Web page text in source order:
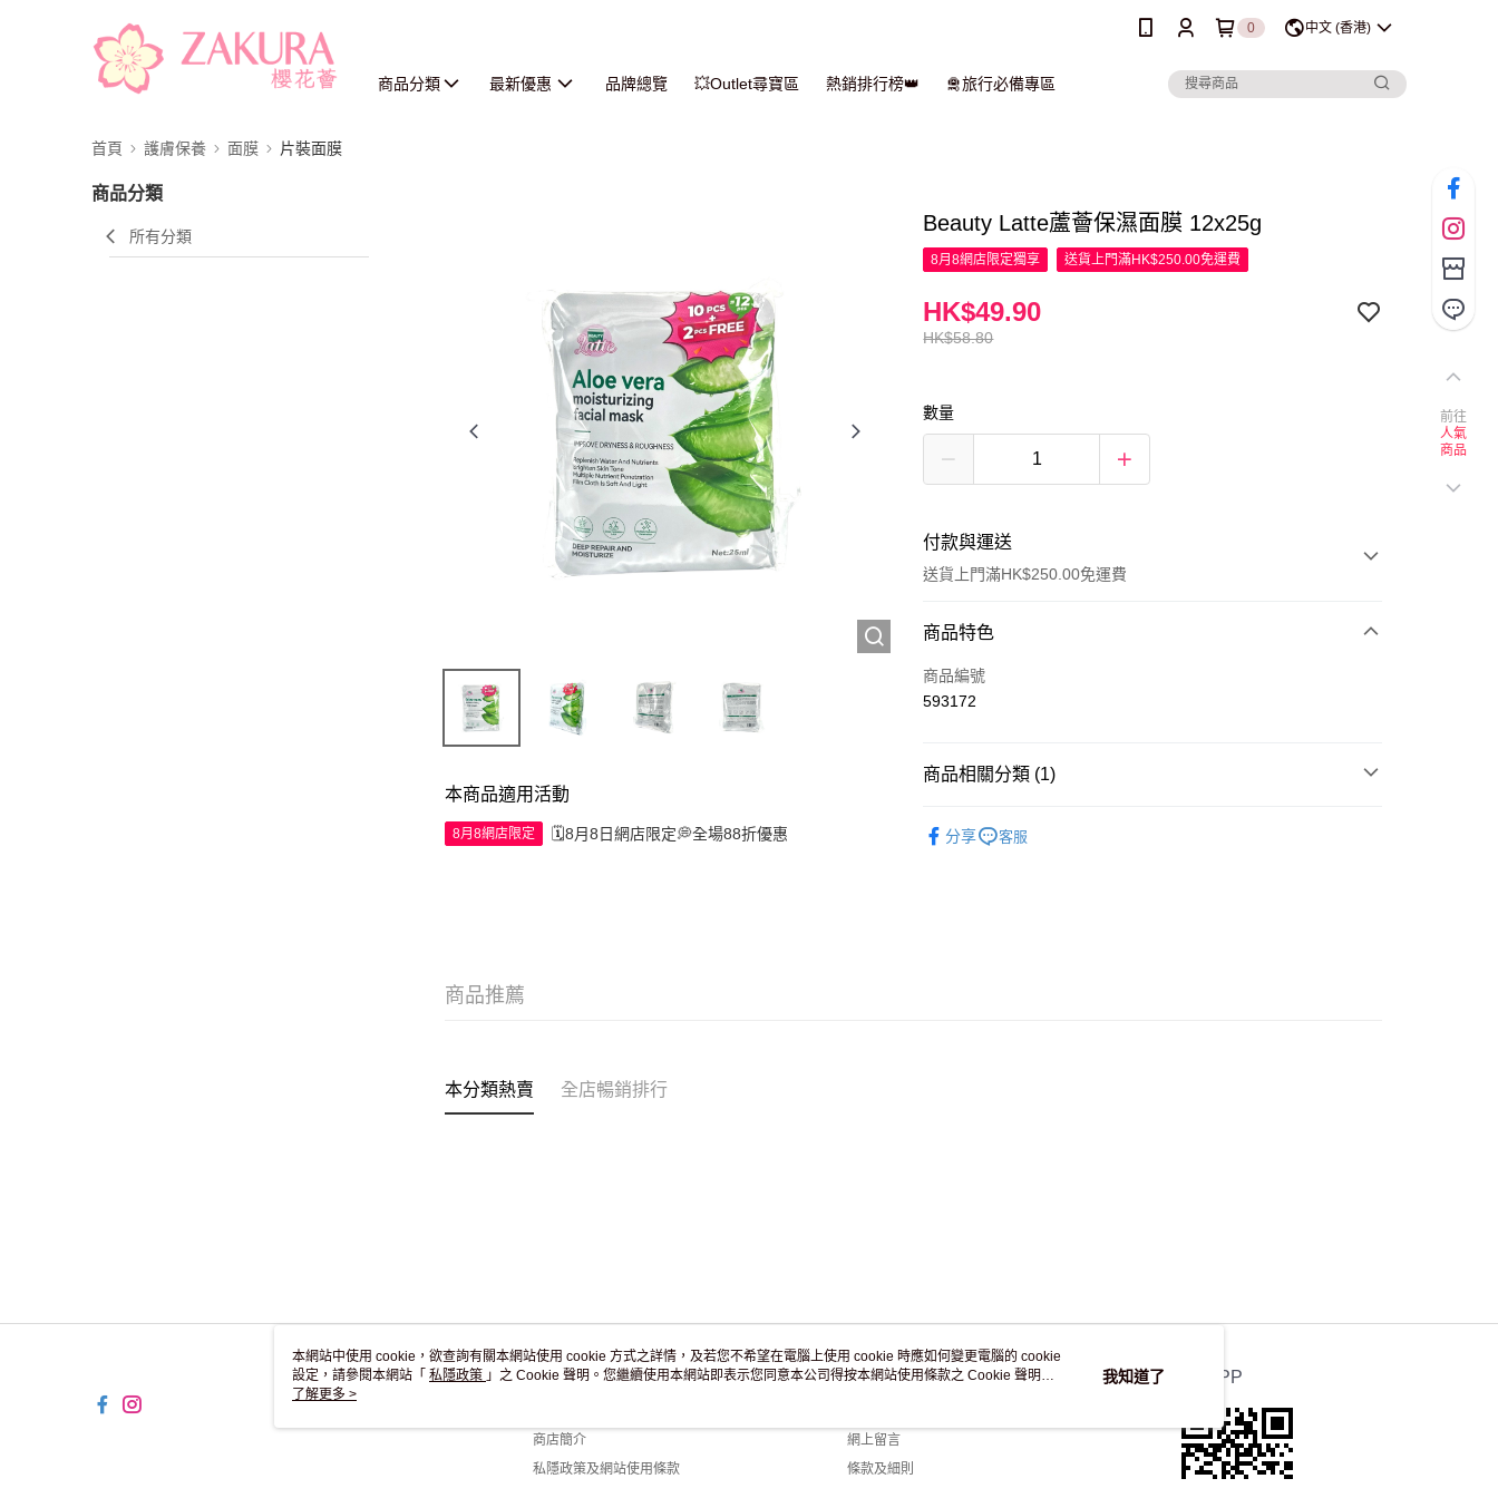
0 中文 (香港)
商品分類 最新優惠 品牌總覽 💥Outlet尋寶區 熱銷排行榜👑 🛅旅行必備專區
首頁 護膚保養 面膜 片裝面膜
商品分類
所有分類
本商品適用活動
8月8網店限定 🗓️8月8日網店限定💭全場88折優惠
Beauty Latte蘆薈保濕面膜 12x25g
8月8網店限定獨享 送貨上門滿HK$250.00免運費
HK$58.80
HK$49.90
數量
付款與運送
送貨上門滿HK$250.00免運費
付款方式
信用卡
商品特色
商品編號
593172
商品相關分類 (1)
分享
客服
商品推薦
本分類熱賣 全店暢銷排行
關於我們
商店簡介
私隱政策及網站使用條款
客戶服務
網上留言
條款及細則
官方APP
前往
人氣
商品
本網站中使用 cookie，欲查詢有關本網站使用 cookie 方式之詳情，及若您不希望在電腦上使用 cookie 時應如何變更電腦的 cookie
設定，請參閱本網站「 私隱政策 」之 Cookie 聲明。您繼續使用本網站即表示您同意本公司得按本網站使用條款之 Cookie 聲明使
用 cookie。
了解更多 >
我知道了